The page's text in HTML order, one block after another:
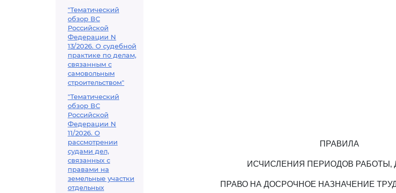
"Тематический
обзор ВС
Российской
Федерации N
13/2026. О судебной
практике по делам,
связанным с
самовольным
строительством"
"Тематический
обзор ВС
Российской
Федерации N
11/2026. О
рассмотрении
судами дел,
связанных с
правами на
земельные участки
отдельных
ПРАВИЛА
ИСЧИСЛЕНИЯ ПЕРИОДОВ РАБОТЫ,
ПРАВО НА ДОСРОЧНОЕ НАЗНАЧЕНИЕ